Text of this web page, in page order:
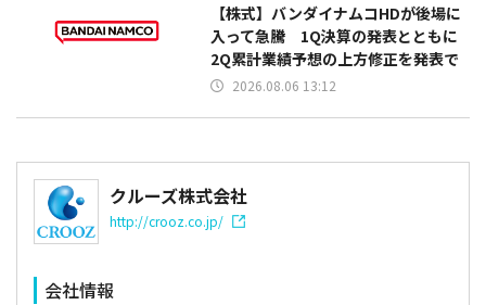
【株式】バンダイナムコHDが後場に
入って急騰 1Q決算の発表とともに
2Q累計業績予想の上方修正を発表で
2026.08.06 13:12
クルーズ株式会社
http://crooz.co.jp/
会社情報